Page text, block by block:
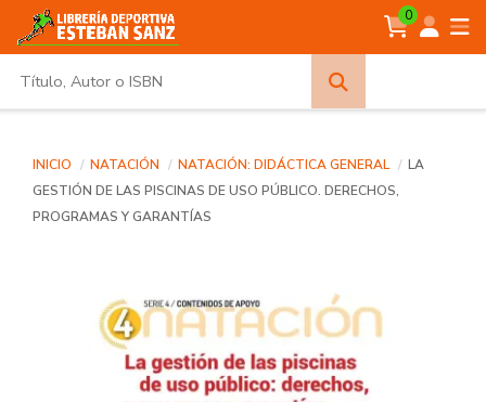
0
INICIO NATACIÓN NATACIÓN: DIDÁCTICA GENERAL
LA
GESTIÓN DE LAS PISCINAS DE USO PÚBLICO. DERECHOS,
PROGRAMAS Y GARANTÍAS